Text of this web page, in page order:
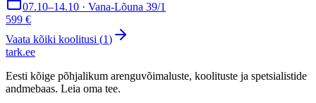
07.10–14.10 · Vana-Lõuna 39/1
599 €
Vaata kõiki koolitusi (1)
tark.ee
Eesti kõige põhjalikum arenguvõimaluste, koolituste ja spetsialistide
andmebaas. Leia oma tee.